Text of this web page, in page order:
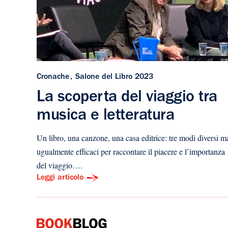
Cronache Salone del Libro 2023
La scoperta del viaggio tra
musica e letteratura
Un libro, una canzone, una casa editrice: tre modi diversi
ugualmente efficaci per raccontare il piacere e l’importanza
del viaggio….
Leggi articolo